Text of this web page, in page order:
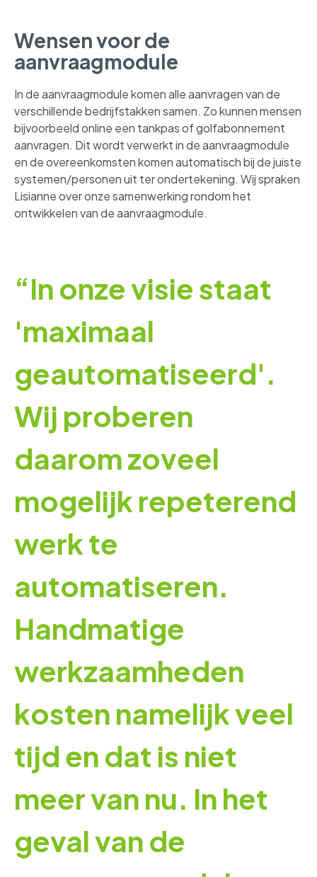
Wensen voor de
aanvraagmodule
In de aanvraagmodule komen alle aanvragen van de
verschillende bedrijfstakken samen. Zo kunnen mensen
bijvoorbeeld online een tankpas of golfabonnement
aanvragen. Dit wordt verwerkt in de aanvraagmodule
en de overeenkomsten komen automatisch bij de juiste
systemen/personen uit ter ondertekening. Wij spraken
Lisianne over onze samenwerking rondom het
ontwikkelen van de aanvraagmodule.
“In onze visie staat
'maximaal
geautomatiseerd'.
Wij proberen
daarom zoveel
mogelijk repeterend
werk te
automatiseren.
Handmatige
werkzaamheden
kosten namelijk veel
tijd en dat is niet
meer van nu. In het
geval van de